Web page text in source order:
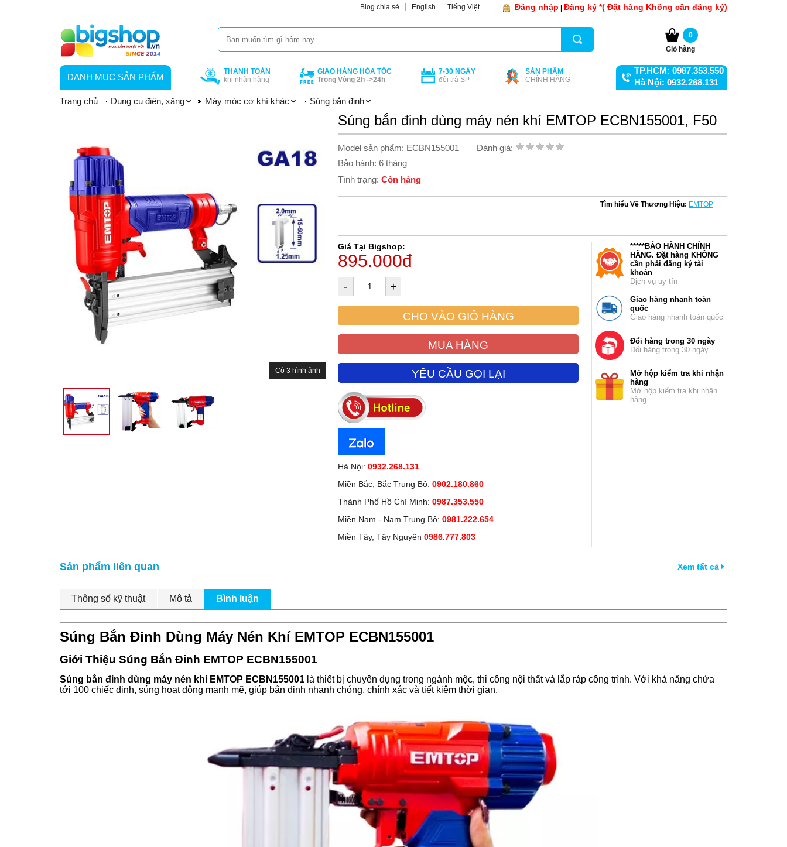
Đăng nhập Đăng ký *( Đặt hàng Không cần đăng ký)
Blog chia sẻ English Tiếng Việt
0
Giỏ hàng
DANH MỤC SẢN PHẨM
THANH TOÁN
khi nhận hàng
GIAO HÀNG HỎA TỐC
Trong Vòng 2h ->24h
7-30 NGÀY
đổi trả SP
SẢN PHẨM
CHÍNH HÃNG
TP.HCM: 0987.353.550
Hà Nội: 0932.268.131
Trang chủ
Dụng cụ điện, xăng Máy móc cơ khí khác Súng bắn đinh
Có 3 hình ảnh
Súng bắn đinh dùng máy nén khí EMTOP ECBN155001, F50
Model sản phẩm: ECBN155001
Đánh giá:
Bảo hành: 6 tháng
Tình trạng: Còn hàng
Tìm hiểu Về Thương Hiệu: EMTOP
Giá Tại Bigshop:
895.000đ
- +
CHO VÀO GIỎ HÀNG
MUA HÀNG
YÊU CẦU GỌI LẠI
Hà Nội: 0932.268.131
Miền Bắc, Bắc Trung Bộ: 0902.180.860
Thành Phố Hồ Chí Minh: 0987.353.550
Miền Nam - Nam Trung Bộ: 0981.222.654
Miền Tây, Tây Nguyên 0986.777.803
*****BẢO HÀNH CHÍNH
HÃNG. Đặt hàng KHÔNG
cần phải đăng ký tài
khoản
Dịch vụ uy tín
Giao hàng nhanh toàn
quốc
Giao hàng nhanh toàn quốc
Đổi hàng trong 30 ngày
Đổi hàng trong 30 ngày
Mở hộp kiểm tra khi nhận
hàng
Mở hộp kiểm tra khi nhận
hàng
Sản phẩm liên quan Xem tất cả
Thông số kỹ thuật Mô tả Bình luận
Súng Bắn Đinh Dùng Máy Nén Khí EMTOP ECBN155001
Giới Thiệu Súng Bắn Đinh EMTOP ECBN155001
Súng bắn đinh dùng máy nén khí EMTOP ECBN155001 là thiết bị chuyên dụng trong ngành mộc, thi công nội thất và lắp ráp công trình. Với khả năng chứa
tới 100 chiếc đinh, súng hoạt động mạnh mẽ, giúp bắn đinh nhanh chóng, chính xác và tiết kiệm thời gian.